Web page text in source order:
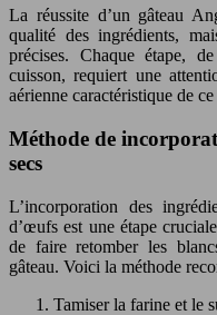
La réussite d’un gâteau
qualité des ingrédients,
précises. Chaque étape,
cuisson, requiert une
aérienne caractéristique de ce
Méthode de
secs
L’incorporation des
d’œufs est une étape
de faire retomber les
gâteau. Voici la méthode
Tamiser la farine et le